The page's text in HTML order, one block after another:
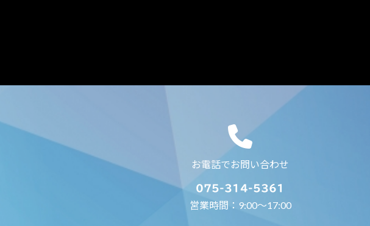
お電話でお問い合わせ
075-314-5361
営業時間：9:00～17:00